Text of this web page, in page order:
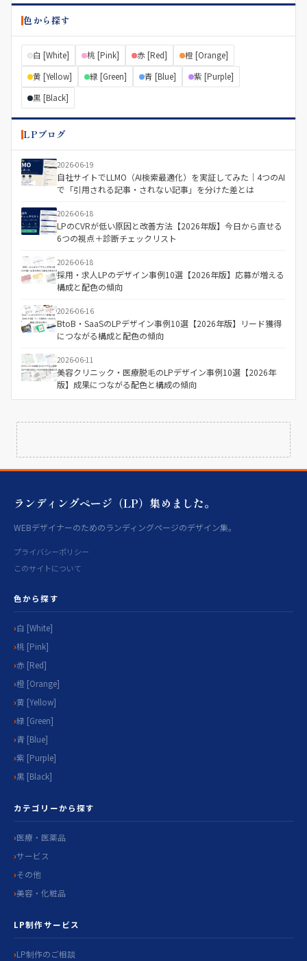
色から探す
白 [White] 桃 [Pink] 赤 [Red]
橙 [Orange]
黄 [Yellow]
緑 [Green] 青 [Blue]
紫 [Purple]
黒 [Black]
LPブログ
2026-06-19
自社サイトでLLMO（AI検索最適化）を実証してみた｜4つのAI
で「引用される記事・されない記事」を分けた差とは
2026-06-18
LPのCVRが低い原因と改善方法【2026年版】今日から直せる
6つの視点＋診断チェックリスト
2026-06-18
採用・求人LPのデザイン事例10選【2026年版】応募が増える
構成と配色の傾向
2026-06-16
BtoB・SaaSのLPデザイン事例10選【2026年版】リード獲得
につながる構成と配色の傾向
2026-06-11
美容クリニック・医療脱毛のLPデザイン事例10選【2026年
版】成果につながる配色と構成の傾向
ランディングページ（LP）集めました。
WEBデザイナーのためのランディングページのデザイン集。
プライバシーポリシー
このサイトについて
色から探す
白 [White]
桃 [Pink]
赤 [Red]
橙 [Orange]
黄 [Yellow]
緑 [Green]
青 [Blue]
紫 [Purple]
黒 [Black]
カテゴリーから探す
医療・医薬品
サービス
その他
美容・化粧品
LP制作サービス
LP制作のご相談